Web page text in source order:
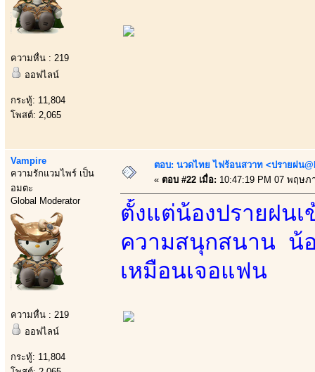
ความหื่น : 219
ออฟไลน์
กระทู้: 11,804
โพสต์: 2,065
Vampire
ความรักแวมไพร์ เป็น
อมตะ
Global Moderator
ความหื่น : 219
ออฟไลน์
กระทู้: 11,804
ตอบ: นวดไทย ไฟร้อนสวาท <ปรายฝน
« ตอบ #22 เมื่อ: 10:47:19 PM 07 พฤษภ
ตั้งแต่น้องปรายฝน
ความสนุกสนาน น้
เหมือนเจอแฟน